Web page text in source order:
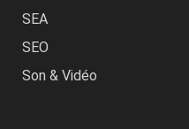
SEA
SEO
Son & Vidéo